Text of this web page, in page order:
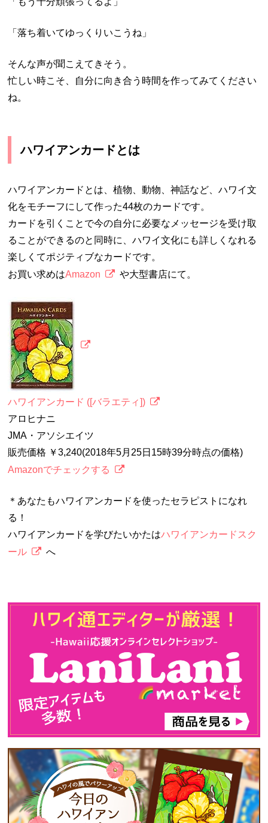
「落ち着いてゆっくりいこうね」
そんな声が聞こえてきそう。
忙しい時こそ、自分に向き合う時間を作ってみてください
ね。
ハワイアンカードとは
ハワイアンカードとは、植物、動物、神話など、ハワイ文
化をモチーフにして作った44枚のカードです。
カードを引くことで今の自分に必要なメッセージを受け取
ることができるのと同時に、ハワイ文化にも詳しくなれる
楽しくてポジティブなカードです。
お買い求めはAmazon や大型書店にて。
ハワイアンカード ([バラエティ])
アロヒナニ
JMA・アソシエイツ
販売価格 ￥3,240(2018年5月25日15時39分時点の価格)
Amazonでチェックする
＊あなたもハワイアンカードを使ったセラピストになれ
る！
ハワイアンカードを学びたいかたはハワイアンカードスク
ール
へ